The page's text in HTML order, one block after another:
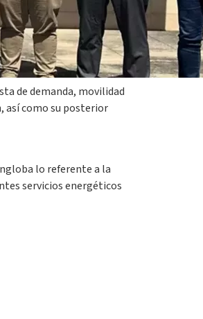
en Coimbra, Portugal. En
de demanda, movilidad
así como su posterior
lo referente a la
servicios energéticos